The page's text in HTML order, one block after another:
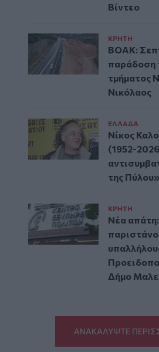
Βίντεο
ΚΡΗΤΗ
ΒΟΑΚ:
παράδοση
τμήματος
Νικόλαος
ΕΛΛAΔΑ
Νίκος
(1952-
της Πύλου»
ΚΡΗΤΗ
Νέα απάτη:
Δήμο
ΑΝΑΚΑΛΥΨΤΕ